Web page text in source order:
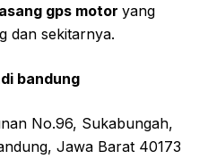
gps motor yang
dan sekitarnya.
bandung
No.96, Sukabungah,
Jawa Barat 40173